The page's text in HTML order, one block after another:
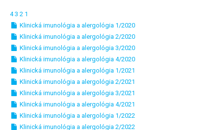
43 2 1
Klinická imunológia a alergológia 1/2020
Klinická imunológia a alergológia 2/2020
Klinická imunológia a alergológia 3/2020
Klinická imunológia a alergológia 4/2020
Klinická imunológia a alergológia 1/2021
Klinická imunológia a alergológia 2/2021
Klinická imunológia a alergológia 3/2021
Klinická imunológia a alergológia 4/2021
Klinická imunológia a alergológia 1/2022
Klinická imunológia a alergológia 2/2022